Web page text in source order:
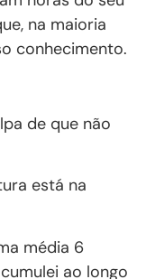
na maioria
conhecimento.
de que não
está na
média 6
ao longo